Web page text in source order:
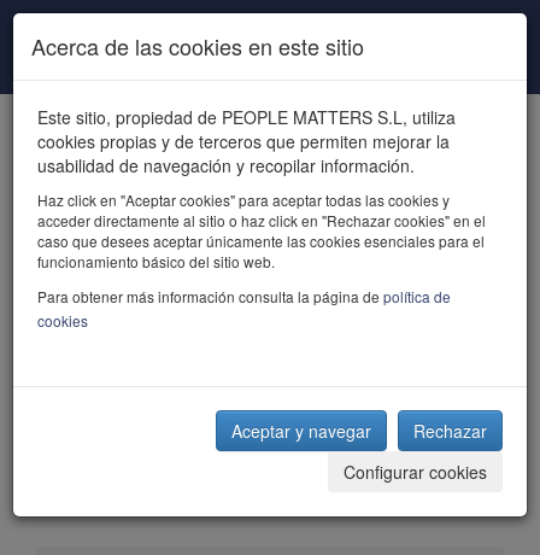
Pasar al contenido principal
powered by talent
Acerca de las cookies en este sitio
Este sitio, propiedad de PEOPLE MATTERS S.L, utiliza
cookies propias y de terceros que permiten mejorar la
usabilidad de navegación y recopilar información.
Haz click en "Aceptar cookies" para aceptar todas las cookies y
acceder directamente al sitio o haz click en "Rechazar cookies" en el
caso que desees aceptar únicamente las cookies esenciales para el
funcionamiento básico del sitio web.
Para obtener más información consulta la página de política de
cookies
Aceptar y navegar
Rechazar
Configurar cookies